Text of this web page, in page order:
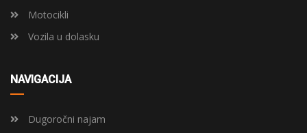
Motocikli
Vozila u dolasku
NAVIGACIJA
Dugoročni najam